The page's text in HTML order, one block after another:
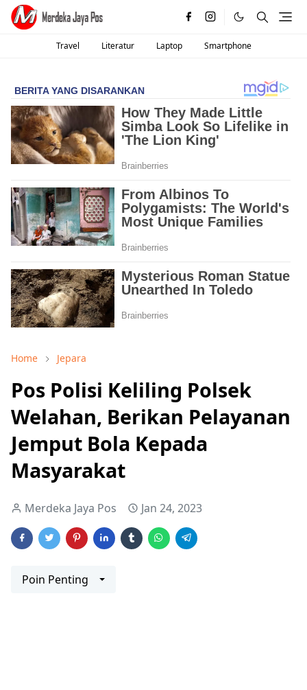
Travel Literatur Laptop Smartphone
Home Jepara
Pos Polisi Keliling Polsek
Welahan, Berikan Pelayanan
Jemput Bola Kepada
Masyarakat
Merdeka Jaya Pos Jan 24, 2023
Poin Penting